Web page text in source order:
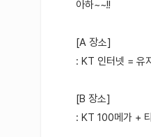
아하~~!!
[A 장소]
: KT 인터넷 = 유
[B 장소]
: KT 100메가 +